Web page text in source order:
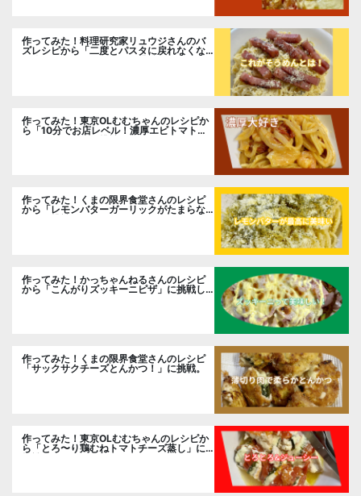
作ってみた！料理研究家リュウジさんのバ
ズレシピから「二度とパスタに戻れなくな
作ってみた！東京OLむむちゃんのレシピか
ら「10分でお店レベル！濃厚エビトマトク
リームパスタ」に挑戦
作ってみた！くまの限界食堂さんのレシピ
から「レモンバターガーリックがたまらな
作ってみた！かっちゃんねるさんのレシピ
から「こんがりズッキーニピザ」に挑戦し
ました。
作ってみた！くまの限界食堂さんのレシピ
「サックサクチーズとんかつ！」に挑戦。
作ってみた！東京OLむむちゃんのレシピか
ら「とろ〜り鶏むねトマトチーズ蒸し」に